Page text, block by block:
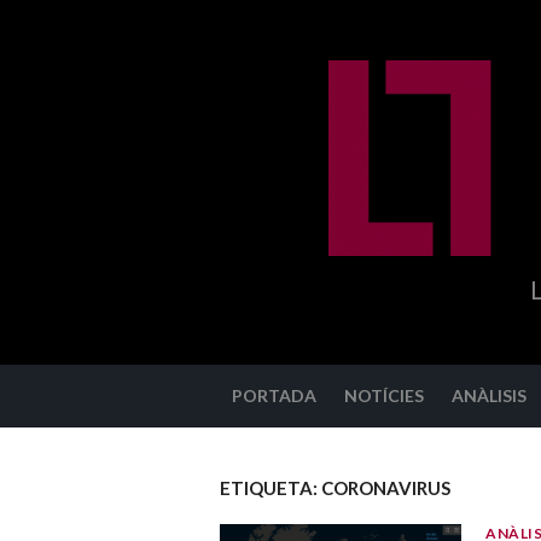
PORTADA NOTÍCIES ANÀLISIS
ETIQUETA: CORONAVIRUS